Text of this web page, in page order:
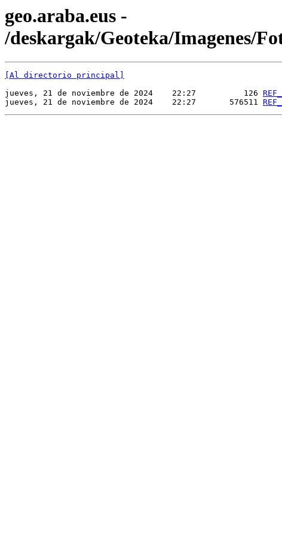
geo.araba.eus -
/deskargak/Geoteka/Imagenes/
[Al directorio principal]
jueves, 21 de noviembre de 2024    22:27          126
jueves, 21 de noviembre de 2024    22:27       576511